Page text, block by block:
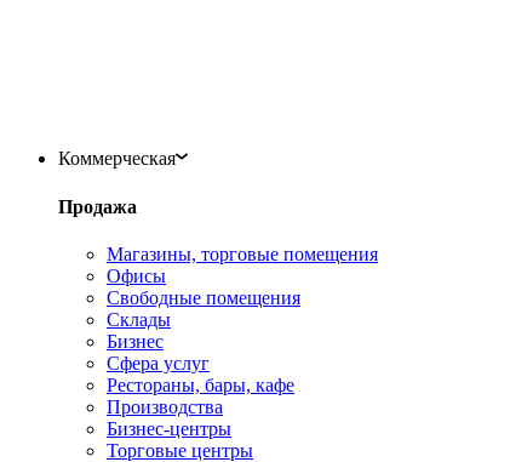
Коммерческая
Продажа
Магазины, торговые помещения
Офисы
Свободные помещения
Склады
Бизнес
Сфера услуг
Рестораны, бары, кафе
Производства
Бизнес-центры
Торговые центры